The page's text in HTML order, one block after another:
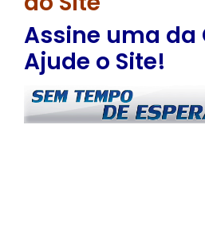
Assine uma da
Ajude o Site!